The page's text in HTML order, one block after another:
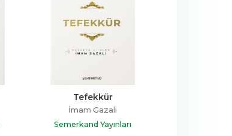
Tefekkür
İmam Gazali
Semerkand Yayınları